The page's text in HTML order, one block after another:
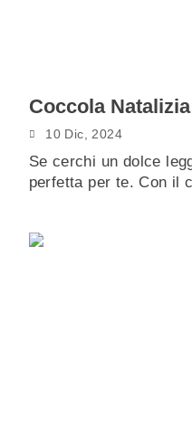
Coccola
10 Dic, 2024
Se cerchi un dolce
perfetta per te. Con il